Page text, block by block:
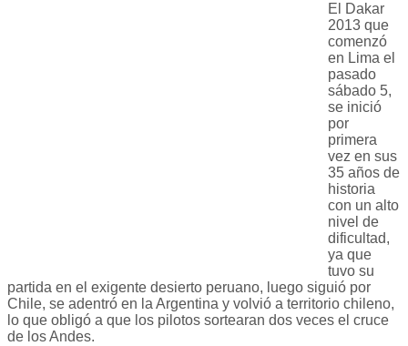
El Dakar
2013 que
comenzó
en Lima el
pasado
sábado 5,
se inició
por
primera
vez en sus
35 años de
historia
con un alto
nivel de
dificultad,
ya que
tuvo su
partida en el exigente desierto peruano, luego siguió por
Chile, se adentró en la Argentina y volvió a territorio chileno,
lo que obligó a que los pilotos sortearan dos veces el cruce
de los Andes.